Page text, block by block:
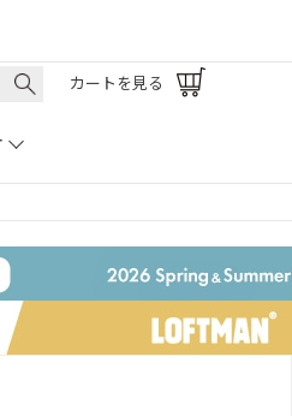
カートを見る